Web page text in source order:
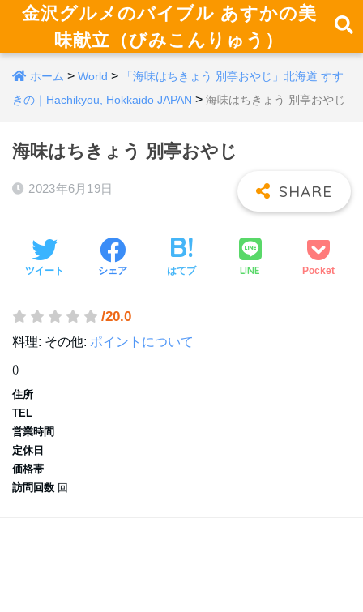
金沢グルメのバイブル あすかの美
味献立（びみこんりゅう）
ホーム > World >
「海味はちきょう 別亭おやじ」北海道 すす
きの｜Hachikyou, Hokkaido JAPAN > 海味はちきょう 別亭おやじ
海味はちきょう 別亭おやじ
2023年6月19日
ツイート シェア はてブ LINE Pocket
/20.0
料理: その他: ポイントについて
()
住所
TEL
営業時間
定休日
価格帯
訪問回数 回